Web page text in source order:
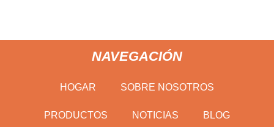
NAVEGACIÓN
HOGAR SOBRE NOSOTROS
PRODUCTOS NOTICIAS BLOG